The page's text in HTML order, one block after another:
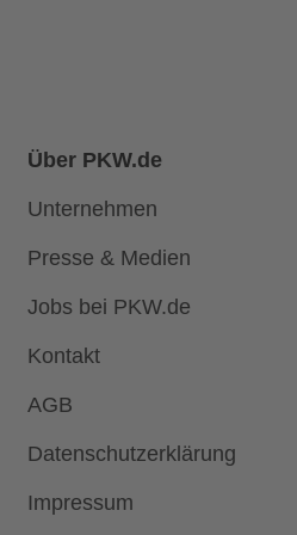
Über PKW.de
Unternehmen
Presse & Medien
Jobs bei PKW.de
Kontakt
AGB
Datenschutzerklärung
Impressum